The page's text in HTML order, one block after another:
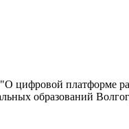
цифровой платформе
образований